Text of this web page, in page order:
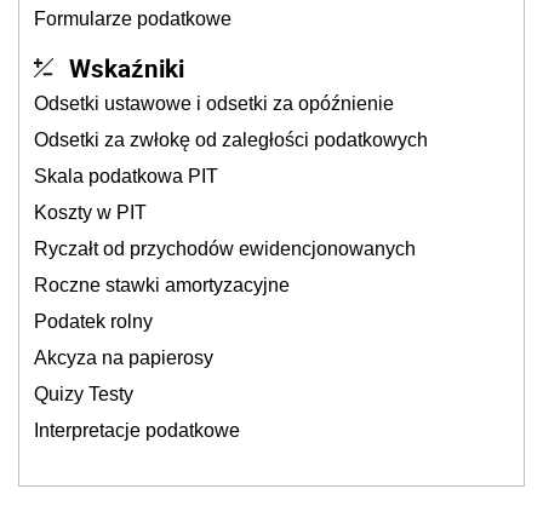
Formularze podatkowe
Wskaźniki
Odsetki ustawowe i odsetki za opóźnienie
Odsetki za zwłokę od zaległości podatkowych
Skala podatkowa PIT
Koszty w PIT
Ryczałt od przychodów ewidencjonowanych
Roczne stawki amortyzacyjne
Podatek rolny
Akcyza na papierosy
Quizy Testy
Interpretacje podatkowe